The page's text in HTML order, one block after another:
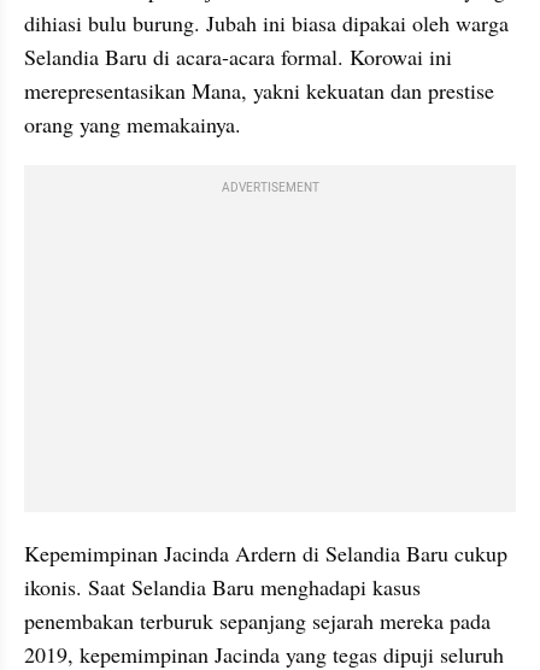
dihiasi bulu burung. Jubah ini biasa dipakai oleh warga
Selandia Baru di acara-acara formal. Korowai ini
merepresentasikan Mana, yakni kekuatan dan prestise
orang yang memakainya.
ADVERTISEMENT
Kepemimpinan Jacinda Ardern di Selandia Baru cukup
ikonis. Saat Selandia Baru menghadapi kasus
penembakan terburuk sepanjang sejarah mereka pada
2019, kepemimpinan Jacinda yang tegas dipuji seluruh